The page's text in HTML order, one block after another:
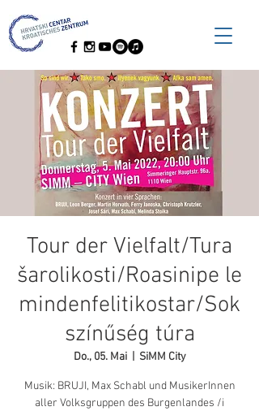
Tour der Vielfalt/Tura
šarolikosti/Roasinipe le
mindenfelitikostar/Sok
színűség túra
Do., 05. Mai
  |
SiMM City
Musik: BRUJI, Max Schabl und MusikerInnen
aller Volksgruppen des Burgenlandes /i